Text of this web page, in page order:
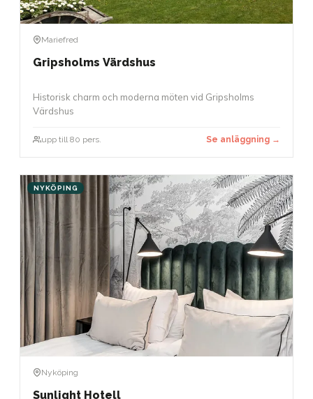
Mariefred
Gripsholms Värdshus
Historisk charm och moderna möten vid Gripsholms
Värdshus
upp till 80 pers. Se anläggning →
NYKÖPING
Nyköping
Sunlight Hotell